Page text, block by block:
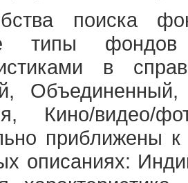
поиска
типы
в
Кино/
приближены
описаниях: